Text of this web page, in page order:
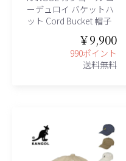
ーデュロイ バケットハ
ット Cord Bucket 帽子
￥9,900
990ポイント
送料無料